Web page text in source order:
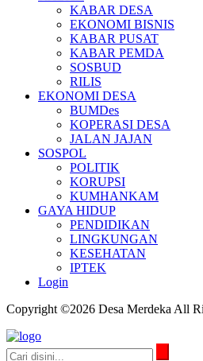
KABAR DESA
EKONOMI BISNIS
KABAR PUSAT
KABAR PEMDA
SOSBUD
RILIS
EKONOMI DESA
BUMDes
KOPERASI DESA
JALAN JAJAN
SOSPOL
POLITIK
KORUPSI
KUMHANKAM
GAYA HIDUP
PENDIDIKAN
LINGKUNGAN
KESEHATAN
IPTEK
Login
Copyright ©2026 Desa Merdeka All